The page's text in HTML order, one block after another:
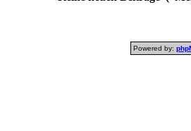
Powered by: